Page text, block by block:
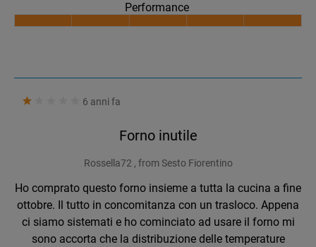
Performance
6 anni fa
Forno inutile
Rossella72 , from Sesto Fiorentino
Ho comprato questo forno insieme a tutta la cucina a fine
ottobre. Il tutto in concomitanza con un trasloco. Appena
ci siamo sistemati e ho cominciato ad usare il forno mi
sono accorta che la distribuzione delle temperature